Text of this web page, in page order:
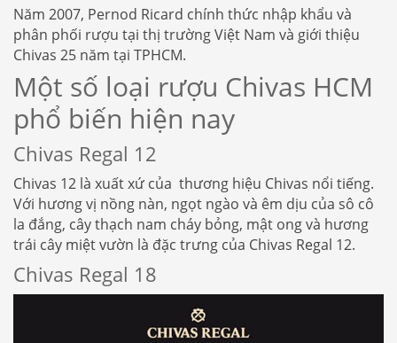
Năm 2007, Pernod Ricard chính thức nhập khẩu và
phân phối rượu tại thị trường Việt Nam và giới thiệu
Chivas 25 năm tại TPHCM.
Một số loại rượu Chivas HCM
phổ biến hiện nay
Chivas Regal 12
Chivas 12 là xuất xứ của thương hiệu Chivas nổi tiếng.
Với hương vị nồng nàn, ngọt ngào và êm dịu của sô cô
la đắng, cây thạch nam cháy bỏng, mật ong và hương
trái cây miệt vườn là đặc trưng của Chivas Regal 12.
Chivas Regal 18